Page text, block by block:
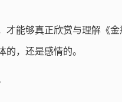
能够真正欣赏与理解《
，还是感情的。